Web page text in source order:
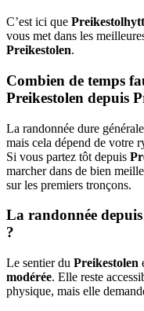
C’est ici que
vous met dans les
Preikestolen.
Combien de temps
Preikestolen depuis
La randonnée dure
mais cela dépend de votre
Si vous partez tôt depuis
marcher dans de bien
sur les premiers tronçons.
La randonnée
?
Le sentier du Preikestolen
modérée. Elle reste
physique, mais elle